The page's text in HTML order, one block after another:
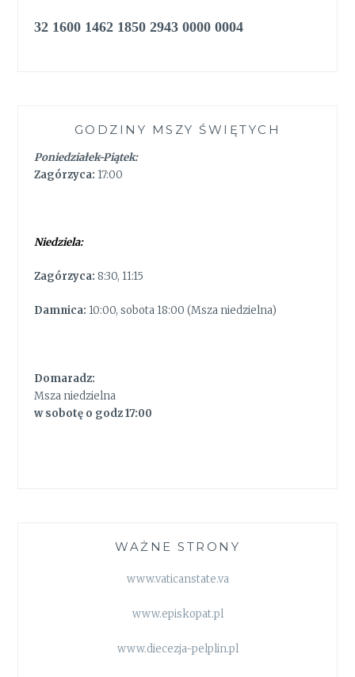
32 1600 1462 1850 2943 0000 0004
GODZINY MSZY ŚWIĘTYCH
Poniedziałek-Piątek:
Zagórzyca: 17:00
Niedziela:
Zagórzyca: 8:30, 11:15
Damnica: 10:00, sobota 18:00 (Msza niedzielna)
Domaradz:
Msza niedzielna
w sobotę o godz 17:00
WAŻNE STRONY
www.vaticanstate.va
www.episkopat.pl
www.diecezja-pelplin.pl